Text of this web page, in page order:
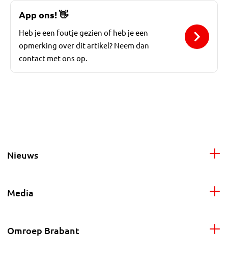
App ons!👋
Heb je een foutje gezien of heb je een
opmerking over dit artikel? Neem dan
contact met ons op.
Nieuws
Media
Omroep Brabant